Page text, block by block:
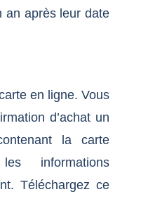
an après leur date
en ligne. Vous
d’achat un
la carte
informations
Téléchargez ce